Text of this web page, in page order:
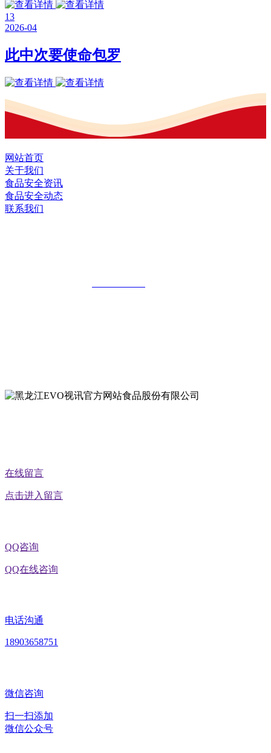
13
2026-04
此中次要使命包罗
网站首页
关于我们
食品安全资讯
食品安全动态
联系我们
在线留言
点击进入留言
QQ咨询
QQ在线咨询
电话沟通
18903658751
微信咨询
扫一扫添加
微信公众号